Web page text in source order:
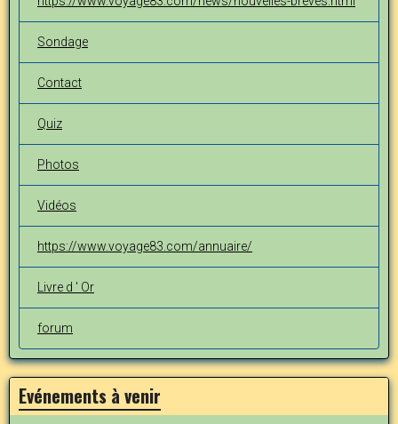
Sondage
Contact
Quiz
Photos
Vidéos
https://www.voyage83.com/annuaire/
Livre d ' Or
forum
Evénements à venir